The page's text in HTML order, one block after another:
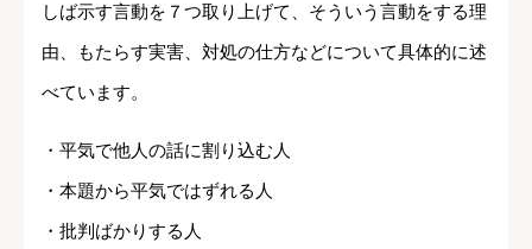
しば示す言動を７つ取り上げて、そういう言動をする理
由、もたらす実害、対処の仕方などについて具体的に述
べています。
・平気で他人の話に割り込む人
・本題から平気ではずれる人
・批判ばかりする人